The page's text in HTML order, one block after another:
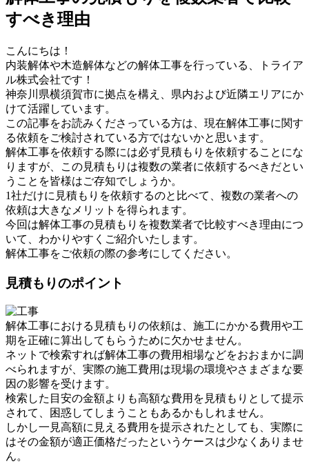
すべき理由
こんにちは！
内装解体や木造解体などの解体工事を行っている、トライア
ル株式会社です！
神奈川県横須賀市に拠点を構え、県内および近隣エリアにか
けて活躍しています。
この記事をお読みくださっている方は、現在解体工事に関す
る依頼をご検討されている方ではないかと思います。
解体工事を依頼する際には必ず見積もりを依頼することにな
りますが、この見積もりは複数の業者に依頼するべきだとい
うことを皆様はご存知でしょうか。
1社だけに見積もりを依頼するのと比べて、複数の業者への
依頼は大きなメリットを得られます。
今回は解体工事の見積もりを複数業者で比較すべき理由につ
いて、わかりやすくご紹介いたします。
解体工事をご依頼の際の参考にしてください。
見積もりのポイント
解体工事における見積もりの依頼は、施工にかかる費用や工
期を正確に算出してもらうために欠かせません。
ネットで検索すれば解体工事の費用相場などをおおまかに調
べられますが、実際の施工費用は現場の環境やさまざまな要
因の影響を受けます。
検索した目安の金額よりも高額な費用を見積もりとして提示
されて、困惑してしまうこともあるかもしれません。
しかし一見高額に見える費用を提示されたとしても、実際に
はその金額が適正価格だったというケースは少なくありませ
ん。